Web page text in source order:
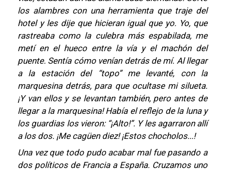
los alambres con una herramienta que traje del
hotel y les dije que hicieran igual que yo. Yo, que
rastreaba como la culebra más espabilada, me
metí en el hueco entre la vía y el machón del
puente. Sentía cómo venían detrás de mí. Al llegar
a la estación del “topo” me levanté, con la
marquesina detrás, para que ocultase mi silueta.
¡Y van ellos y se levantan también, pero antes de
llegar a la marquesina! Había el reflejo de la luna y
los guardias los vieron: “¡Alto!”. Y les agarraron allí
a los dos. ¡Me cagüen diez! ¡Estos chocholos...!
Una vez que todo pudo acabar mal fue pasando a
dos políticos de Francia a España. Cruzamos uno